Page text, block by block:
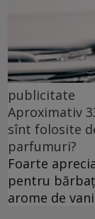
publicitate
Aproximativ
sînt folosite
parfumuri?
Foarte
pentru
arome de